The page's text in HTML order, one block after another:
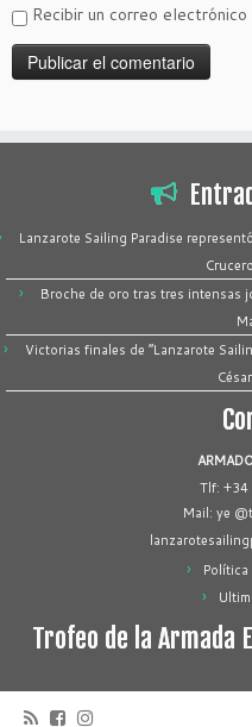
Recibir un correo electrónico
Lanzarote Sailing Paradise
Broche de oro tras tres intensas
Victorias finales de “Lanzarote
Tlf:
Mail: ye
Trofeo de la Armada